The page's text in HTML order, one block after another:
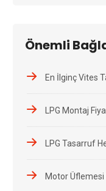
Önemli
En İlginç Vites
LPG Montaj
LPG Tasarruf
Motor Üflemesi